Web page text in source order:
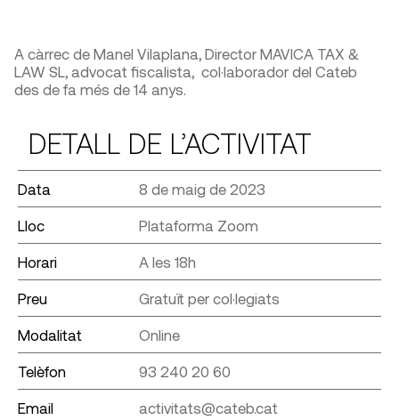
A càrrec de Manel Vilaplana, Director MAVICA TAX &
LAW SL, advocat fiscalista, col·laborador del Cateb
des de fa més de 14 anys.
DETALL DE L’ACTIVITAT
Data 8 de maig de 2023
Lloc Plataforma Zoom
Horari A les 18h
Preu Gratuït per col·legiats
Modalitat Online
Telèfon 93 240 20 60
Email activitats@cateb.cat